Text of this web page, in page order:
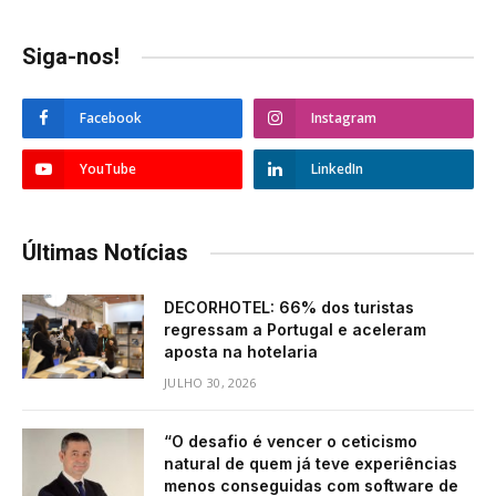
Siga-nos!
Facebook Instagram
YouTube LinkedIn
Últimas Notícias
DECORHOTEL: 66% dos turistas
regressam a Portugal e aceleram
aposta na hotelaria
JULHO 30, 2026
“O desafio é vencer o ceticismo
natural de quem já teve experiências
menos conseguidas com software de